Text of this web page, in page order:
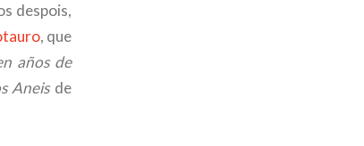
despois,
, que
años de
Aneisde